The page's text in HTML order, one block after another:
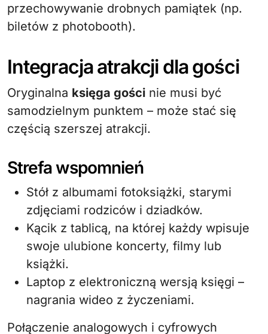
przechowywanie drobnych pamiątek (np.
biletów z photobooth).
Integracja atrakcji dla gości
Oryginalna księga gości nie musi być
samodzielnym punktem – może stać się
częścią szerszej atrakcji.
Strefa wspomnień
Stół z albumami fotoksiążki, starymi
zdjęciami rodziców i dziadków.
Kącik z tablicą, na której każdy wpisuje
swoje ulubione koncerty, filmy lub
książki.
Laptop z elektroniczną wersją księgi –
nagrania wideo z życzeniami.
Połączenie analogowych i cyfrowych